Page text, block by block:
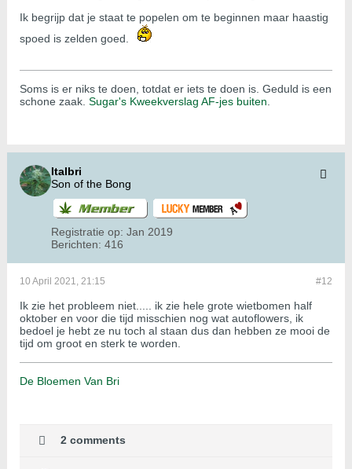
Ik begrijp dat je staat te popelen om te beginnen maar haastig
spoed is zelden goed.
Soms is er niks te doen, totdat er iets te doen is. Geduld is een
schone zaak. Sugar's Kweekverslag AF-jes buiten
Italbri
Son of the Bong
Registratie op: Jan 2019
Berichten: 416
#12
10 April 2021, 21:15
Ik zie het probleem niet..... ik zie hele grote wietbomen half
oktober en voor die tijd misschien nog wat autoflowers, ik
bedoel je hebt ze nu toch al staan dus dan hebben ze mooi de
tijd om groot en sterk te worden.
De Bloemen Van Bri
2 comments